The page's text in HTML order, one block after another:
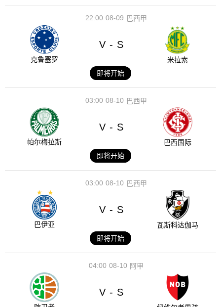
08-09
22:00 巴西甲
克鲁塞罗
V - S
米拉索
即将开始
08-10
03:00 巴西甲
帕尔梅拉斯
V - S
巴西国际
即将开始
08-10
03:00 巴西甲
巴伊亚
V - S
瓦斯科达伽马
即将开始
08-10
04:00 阿甲
V - S